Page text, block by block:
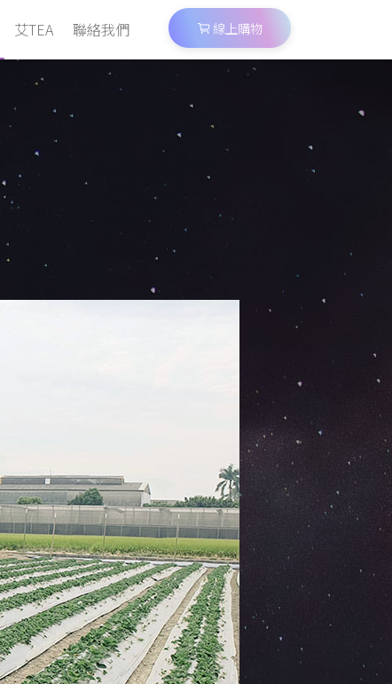
艾TEA 聯絡我們 線上購物